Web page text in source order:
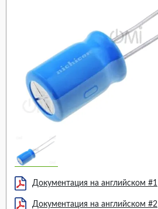
Документация на английском #1
Документация на английском #2